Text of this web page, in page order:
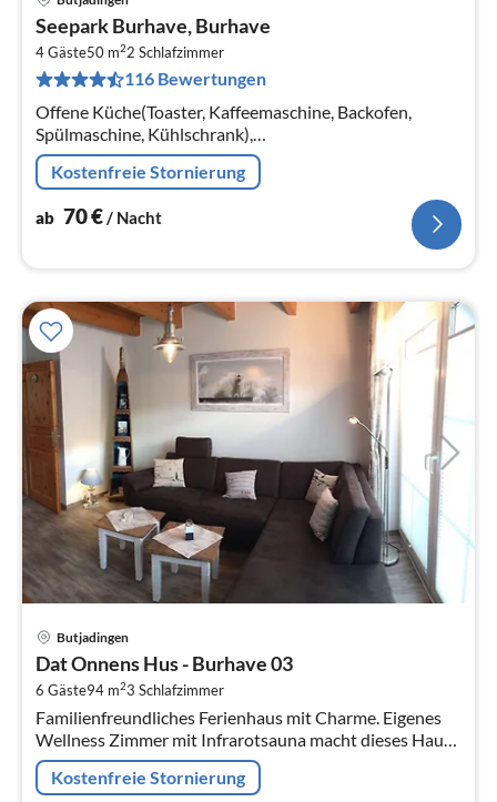
Seepark Burhave, Burhave
4 Gäste50 m22 Schlafzimmer
116 Bewertungen
Offene Küche(Toaster, Kaffeemaschine, Backofen,
Spülmaschine, Kühlschrank),
Wohn/Esszimmer(Doppelschlafcouch, TV(Kabel),
Radio), Schlafzimmer(Doppelbett)
Kostenfreie Stornierung
ab 70€/ Nacht
Butjadingen
Dat Onnens Hus - Burhave 03
6 Gäste94 m23 Schlafzimmer
Familienfreundliches Ferienhaus mit Charme. Eigenes
Wellness Zimmer mit Infrarotsauna macht dieses Haus
zum Highlight.
Kostenfreie Stornierung